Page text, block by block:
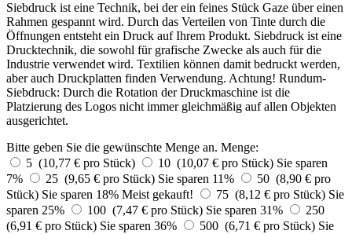
Siebdruck ist eine Technik, bei der ein feines Stück Gaze über einen
Rahmen gespannt wird. Durch das Verteilen von Tinte durch die
Öffnungen entsteht ein Druck auf Ihrem Produkt. Siebdruck ist eine
Drucktechnik, die sowohl für grafische Zwecke als auch für die
Industrie verwendet wird. Textilien können damit bedruckt werden,
aber auch Druckplatten finden Verwendung. Achtung! Rundum-
Siebdruck: Durch die Rotation der Druckmaschine ist die
Platzierung des Logos nicht immer gleichmäßig auf allen Objekten
ausgerichtet.
Bitte geben Sie die gewünschte Menge an. Menge:
5 (10,77 € pro Stück)
10 (10,07 € pro Stück) Sie sparen
7%
25 (9,65 € pro Stück) Sie sparen 11%
50 (8,90 € pro
Stück) Sie sparen 18% Meist gekauft! 75 (8,12 € pro Stück) Sie
sparen 25%
100 (7,47 € pro Stück) Sie sparen 31%
250
(6,91 € pro Stück) Sie sparen 36% 500 (6,71 € pro Stück) Sie